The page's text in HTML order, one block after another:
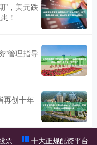
”，美元跌
！
”管理指导
再创十年
票 十大正规配资平台